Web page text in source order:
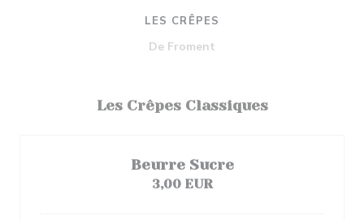
LES CRÊPES
De Froment
Les Crêpes Classiques
Beurre Sucre
3,00 EUR